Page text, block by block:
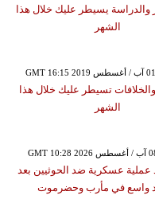
والدراسة يسيطر عليك خلال هذا
الشهر
تسيطر عليك خلال هذا
الشهر
عملية عسكرية ضد الحوثيين بعد
واسع في مأرب وحضرموت